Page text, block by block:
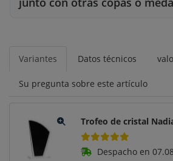
Variantes Datos técnicos
Su pregunta sobre este artículo
Trofeo de cristal
Despacho en